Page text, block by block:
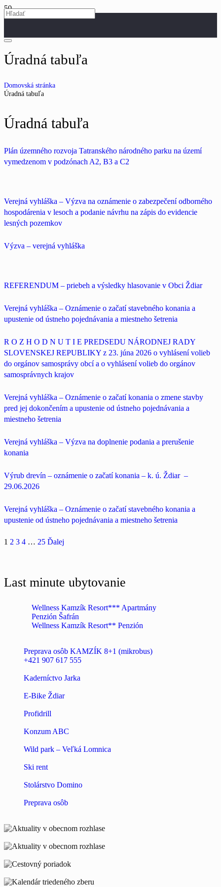
Úradná tabuľa
Domovská stránka
Úradná tabuľa
Úradná tabuľa
Plán územného rozvoja Tatranského národného parku na území
vymedzenom v podzónach A2, B3 a C2
Verejná vyhláška – Výzva na oznámenie o zabezpečení odborného
hospodárenia v lesoch a podanie návrhu na zápis do evidencie
lesných pozemkov
Výzva – verejná vyhláška
REFERENDUM – priebeh a výsledky hlasovanie v Obci Ždiar
Verejná vyhláška – Oznámenie o začatí stavebného konania a
upustenie od ústneho pojednávania a miestneho šetrenia
R O Z H O D N U T I E PREDSEDU NÁRODNEJ RADY
SLOVENSKEJ REPUBLIKY z 23. júna 2026 o vyhlásení volieb
do orgánov samosprávy obcí a o vyhlásení volieb do orgánov
samosprávnych krajov
Verejná vyhláška – Oznámenie o začatí konania o zmene stavby
pred jej dokončením a upustenie od ústneho pojednávania a
miestneho šetrenia
Verejná vyhláška – Výzva na doplnenie podania a prerušenie
konania
Výrub drevín – oznámenie o začatí konania – k. ú. Ždiar –
29.06.2026
Verejná vyhláška – Oznámenie o začatí stavebného konania a
upustenie od ústneho pojednávania a miestneho šetrenia
1 2 3 4 … 25 Ďalej
Last minute ubytovanie
Wellness Kamzík Resort*** Apartmány
Penzión Šafrán
Wellness Kamzík Resort** Penzión
Preprava osôb KAMZÍK 8+1 (mikrobus)
+421 907 617 555
Kaderníctvo Jarka
E-Bike Ždiar
Profidrill
Konzum ABC
Wild park – Veľká Lomnica
Ski rent
Stolárstvo Domino
Preprava osôb